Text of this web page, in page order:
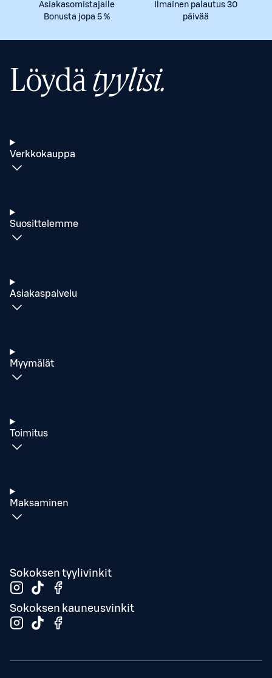
Asiakasomistajalle
Bonusta jopa 5 %
Ilmainen palautus 30
päivää
Löydätyylisi.
Verkkokauppa
Suosittelemme
Asiakaspalvelu
Myymälät
Toimitus
Maksaminen
Sokoksen tyylivinkit
Sokoksen kauneusvinkit